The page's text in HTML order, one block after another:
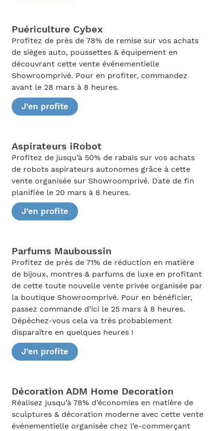
Puériculture Cybex
Profitez de près de 78% de remise sur vos achats
de sièges auto, poussettes & équipement en
découvrant cette vente événementielle
Showroomprivé. Pour en profiter, commandez
avant le 28 mars à 8 heures.
J’en profite
Aspirateurs iRobot
Profitez de jusqu’à 50% de rabais sur vos achats
de robots aspirateurs autonomes grâce à cette
vente organisée sur Showroomprivé. Date de fin
planifiée le 20 mars à 8 heures.
J’en profite
Parfums Mauboussin
Profitez de près de 71% de réduction en matière
de bijoux, montres & parfums de luxe en profitant
de cette toute nouvelle vente privée organisée par
la boutique Showroomprivé. Pour en bénéficier,
passez commande d’ici le 25 mars à 8 heures.
Dépéchez-vous cela va très probablement
disparaître en quelques heures !
J’en profite
Décoration ADM Home Decoration
Réalisez jusqu’à 78% d’économies en matière de
sculptures & décoration moderne avec cette vente
événementielle organisée chez l’e-commerçant